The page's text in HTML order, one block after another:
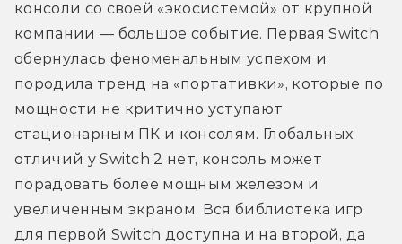
консоли со своей «экосистемой» от крупной
компании — большое событие. Первая Switch
обернулась феноменальным успехом и
породила тренд на «портативки», которые по
мощности не критично уступают
стационарным ПК и консолям. Глобальных
отличий у Switch 2 нет, консоль может
порадовать более мощным железом и
увеличенным экраном. Вся библиотека игр
для первой Switch доступна и на второй, да